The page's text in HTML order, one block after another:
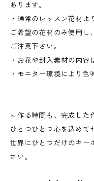
あります。
・通常のレッスン花材よ
ご希望の花材のみ使用し
ご注意下さい。
・お花や封入素材の内容
・モニター環境により色
～作る時間も、完成した
ひとつひとつ心を込めて
世界にひとつだけのキー
さい。